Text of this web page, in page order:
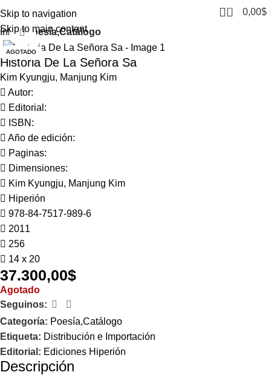
Skip to navigation
Skip to main content
0 0,00$
Inicio Poesía,Catálogo
AGOTADO
Click to enlarge
Historia De La Señora Sa
Kim Kyungju, Manjung Kim
Autor:
Editorial:
ISBN:
Año de edición:
Paginas:
Dimensiones:
Kim Kyungju, Manjung Kim
Hiperión
978-84-7517-989-6
2011
256
14 x 20
37.300,00$
Agotado
Seguinos:
Categoría: Poesía,Catálogo
Etiqueta: Distribución e Importación
Editorial: Ediciones Hiperión
Descripción